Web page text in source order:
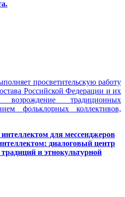
просветительскую работу
Российской Федерации и их
возрождение традиционных
фольклорных коллективов,
для мессенджеров
диалоговый центр
и этнокультурной